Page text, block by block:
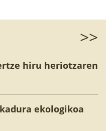
>>
hiru heriotzaren
ekologikoa